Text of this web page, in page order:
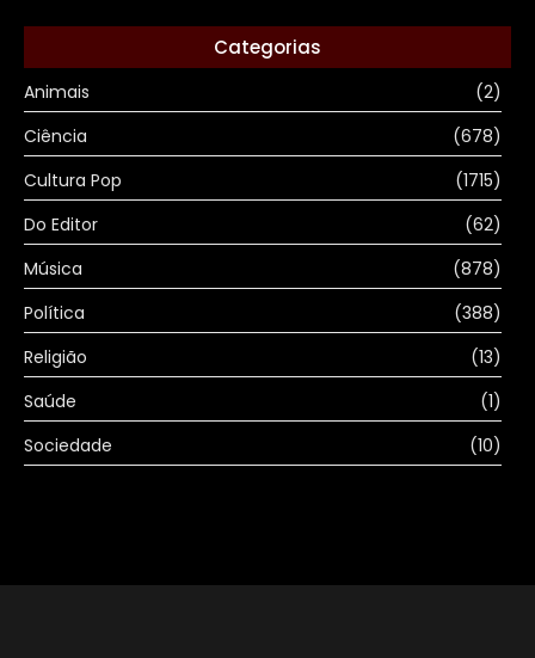
Categorias
Animais
(2)
Ciência
(678)
Cultura Pop
(1715)
Do Editor
(62)
Música
(878)
Política
(388)
Religião
(13)
Saúde
(1)
Sociedade
(10)